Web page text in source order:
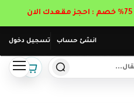
انشئ حساب تسجيل دخول